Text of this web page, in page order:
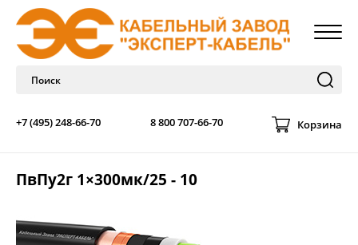
+7 (495) 248-66-70 8 800 707-66-70 Корзина
ПвПу2г 1×300мк/25 - 10